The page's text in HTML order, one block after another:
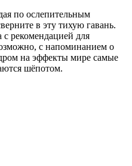
по ослепительным
в эту тихую гавань.
с рекомендацией для
с напоминанием о
на эффекты мире самые
шёпотом.